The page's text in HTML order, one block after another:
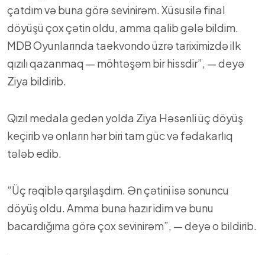
çatdım və buna görə sevinirəm. Xüsusilə final
döyüşü çox çətin oldu, amma qalib gələ bildim.
MDB Oyunlarında taekvondo üzrə tariximizdə ilk
qızılı qazanmaq — möhtəşəm bir hissdir”, — deyə
Ziya bildirib.
Qızıl medala gedən yolda Ziya Həsənli üç döyüş
keçirib və onların hər biri tam güc və fədakarlıq
tələb edib.
“Üç rəqiblə qarşılaşdım. Ən çətini isə sonuncu
döyüş oldu. Amma buna hazır idim və bunu
bacardığıma görə çox sevinirəm”, — deyə o bildirib.